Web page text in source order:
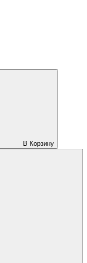
В Корзину